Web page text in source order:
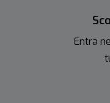
Entra